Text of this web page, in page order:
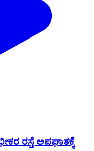
ರಸ್ತೆ ಅಪಘಾತಕ್ಕೆ